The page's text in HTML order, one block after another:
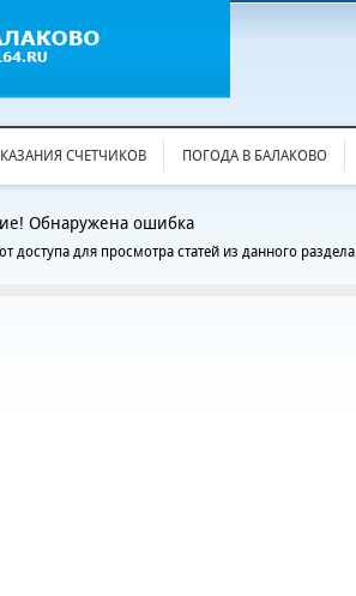
СЧЕТЧИКОВ ПОГОДА В БАЛАКОВО
Обнаружена ошибка
доступа для просмотра статей из данного раздела.